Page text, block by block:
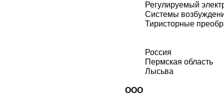
Регулируемый
Системы
Тиристорные
Россия
Пермская область
Лысьва
ООО